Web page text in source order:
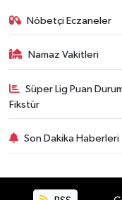
Nöbetçi Eczaneler
Namaz Vakitleri
Süper Lig Puan
Fikstür
Son Dakika Haberleri